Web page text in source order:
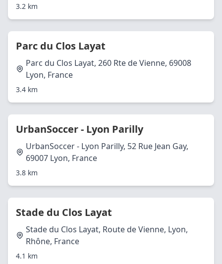
3.2 km
Parc du Clos Layat
Parc du Clos Layat, 260 Rte de Vienne, 69008
Lyon, France
3.4 km
UrbanSoccer - Lyon Parilly
UrbanSoccer - Lyon Parilly, 52 Rue Jean Gay,
69007 Lyon, France
3.8 km
Stade du Clos Layat
Stade du Clos Layat, Route de Vienne, Lyon,
Rhône, France
4.1 km